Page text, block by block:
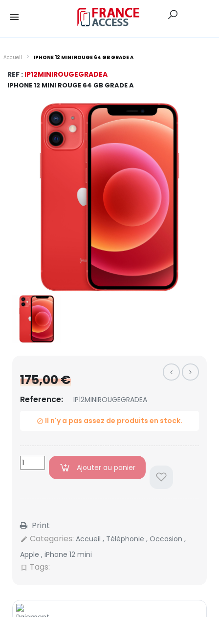
Accueil IPHONE 12 MINI ROUGE 64 GB GRADE A
REF : IP12MINIROUGEGRADEA
IPHONE 12 MINI ROUGE 64 GB GRADE A
175,00 €
Reference: IP12MINIROUGEGRADEA
 Il n'y a pas assez de produits en stock.
Ajouter au panier
Print
edit Categories: Accueil , Téléphonie , Occasion ,
Apple , iPhone 12 mini
bookmark_border Tags: